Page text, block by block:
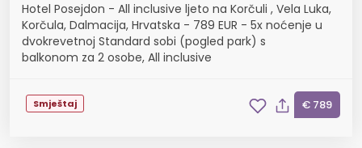
Hotel Posejdon - All inclusive ljeto na Korčuli , Vela Luka,
Korčula, Dalmacija, Hrvatska - 789 EUR - 5x noćenje u
dvokrevetnoj Standard sobi (pogled park) s
balkonom za 2 osobe, All inclusive
Smještaj € 789